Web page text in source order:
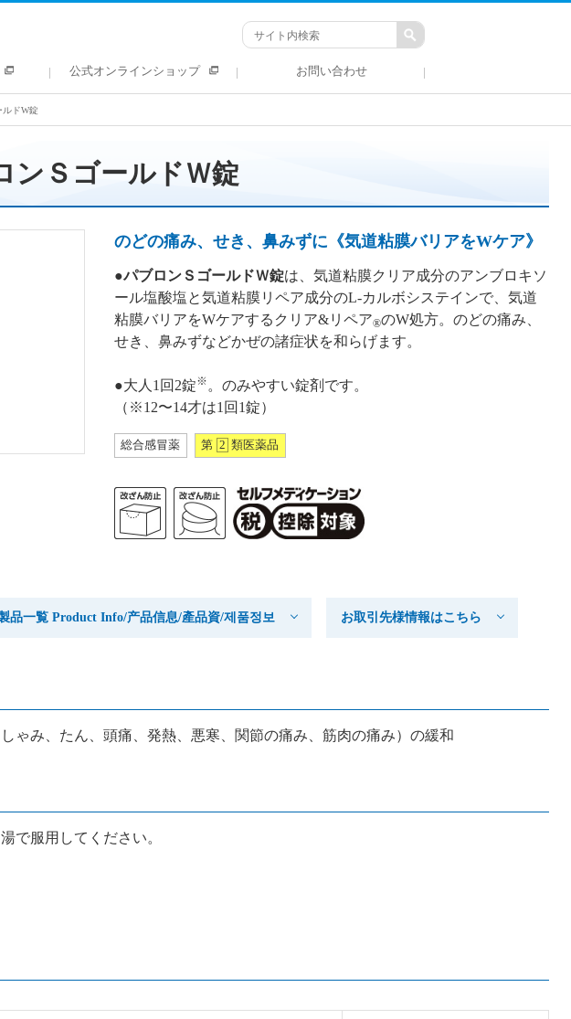
公式オンラインショップ お問い合わせ
ルドW錠
ンＳゴールドＷ錠
のどの痛み、せき、鼻みずに《気道粘膜バリアをWケア》
●パブロンＳゴールドＷ錠は、気道粘膜クリア成分のアンブロキソ
ール塩酸塩と気道粘膜リペア成分のL-カルボシステインで、気道
粘膜バリアをWケアするクリア&リペア®のW処方。のどの痛み、
せき、鼻みずなどかぜの諸症状を和らげます。
●大人1回2錠※ 。のみやすい錠剤です。
（※12〜14才は1回1錠）
総合感冒薬 第 2 類医薬品
品一覧 Product Info/产品信息/產品資/제품정보 お取引先様情報はこちら
ゃみ、たん、頭痛、発熱、悪寒、関節の痛み、筋肉の痛み）の緩和
で服用してください。